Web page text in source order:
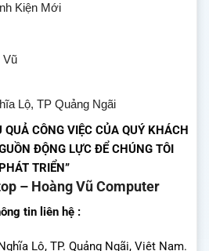
Kiện Mới
Vũ
Lộ, TP Quảng Ngãi
QUẢ CÔNG VIỆC CỦA QUÝ KHÁCH
ĐỘNG LỰC ĐỂ CHÚNG TÔI
PHÁT TRIỂN”
– Hoàng Vũ Computer
tin liên hệ :
Lộ, TP. Quảng Ngãi, Việt Nam.